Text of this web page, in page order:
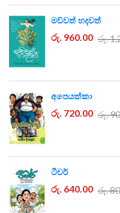
මව්වත් හදවත්
රු. 960.00 රු.
අපෙයක්කා
රු. 720.00 රු.
ටීචර්
රු. 640.00 රු.